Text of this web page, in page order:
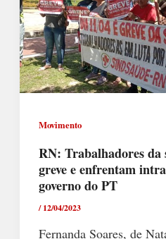
Movimento
RN: Trabalhadores da
greve e enfrentam
governo do PT
/12/04/2023
Fernanda Soares, de